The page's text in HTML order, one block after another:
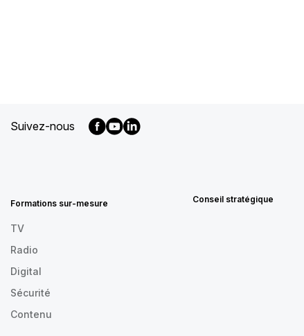
Suivez-nous
FR
Formations sur-mesure
TV
Radio
Digital
Sécurité
Contenu
Conseil stratégique